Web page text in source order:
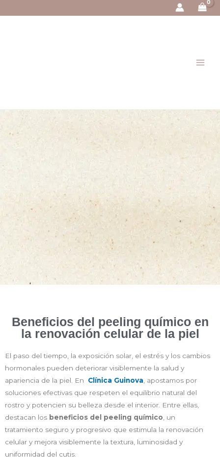
Beneficios del peeling químico en
la renovación celular de la piel
El paso del tiempo, la exposición solar, el estrés y los cambios
hormonales pueden deteriorar visiblemente la salud y
apariencia de la piel. En Clínica Guinova, apostamos por
soluciones efectivas que respeten el equilibrio natural del
rostro y potencien su belleza desde el interior. Entre ellas,
destacan los beneficios del peeling químico, un
tratamiento seguro y progresivo que estimula la renovación
celular y mejora visiblemente la textura, luminosidad y
uniformidad del cutis.